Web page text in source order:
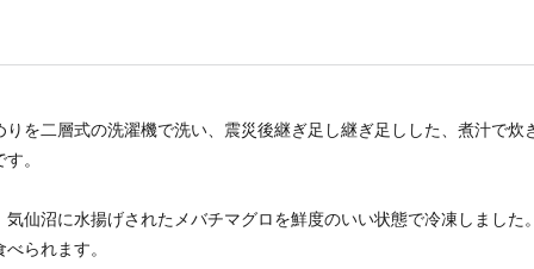
りを二層式の洗濯機で洗い、震災後継ぎ足し継ぎ足しした、煮汁で炊
。
気仙沼に水揚げされたメバチマグロを鮮度のいい状態で冷凍しました
られます。